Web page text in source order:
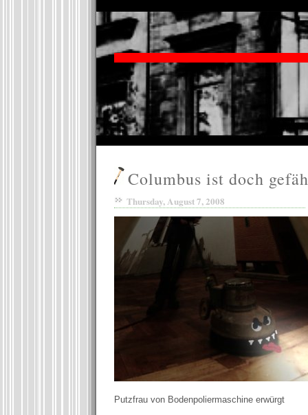
Columbus ist doch
Thursday, August 7, 2008
Putzfrau von Bodenpoliermaschine erwürgt